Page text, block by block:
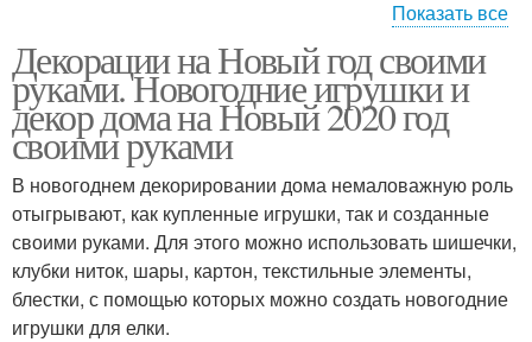
Дом к новому году Комнаты к новому году
Комнаты на новый год
Показать все
Декорации на Новый год своими
руками. Новогодние игрушки и
декор дома на Новый 2020 год
своими руками
В новогоднем декорировании дома немаловажную роль
отыгрывают, как купленные игрушки, так и созданные
своими руками. Для этого можно использовать шишечки,
клубки ниток, шары, картон, текстильные элементы,
блестки, с помощью которых можно создать новогодние
игрушки для елки.